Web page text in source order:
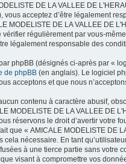
DE LA VALLEE DE
vous acceptez d’être légalement
MODELISTE DE LA VALLEE DE
régulièrement par vous-
légalement responsable des
phpBB (désignés ci-après par «
de phpBB (en anglais). Le logiciel
acceptons et que nous
contenu à caractère abusif,
MODELISTE DE LA VALLEE DE
réservons le droit d’avertir votre
que « AMICALE MODELISTE DE
cela nécessaire. En tant
à une tierce partie sans votre
visant à compromettre vos